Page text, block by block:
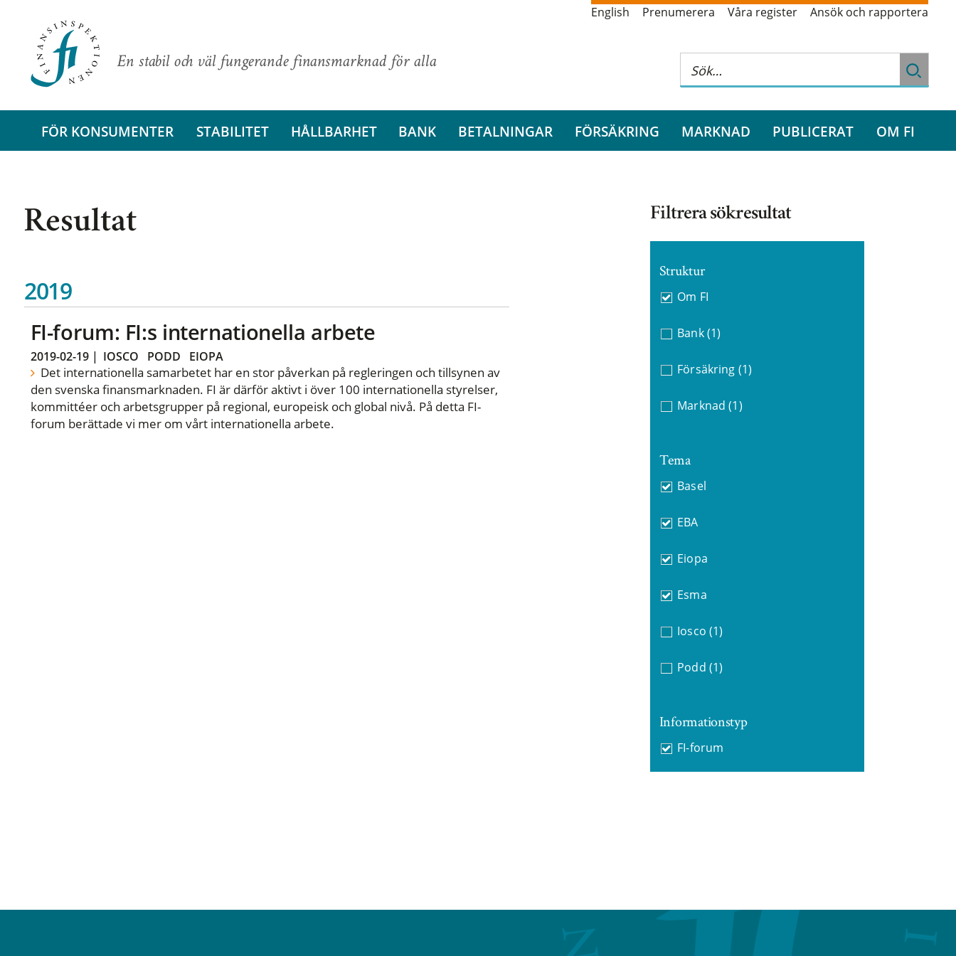
En stabil och väl fungerande finansmarknad för alla
English Prenumerera Våra register Ansök och rapportera
FÖR KONSUMENTER STABILITET HÅLLBARHET BANK BETALNINGAR FÖRSÄKRING MARKNAD PUBLICERAT OM FI
Resultat
2019
FI-forum: FI:s internationella arbete
2019-02-19| IOSCO PODD EIOPA
Det internationella samarbetet har en stor påverkan på regleringen och tillsynen av
den svenska finansmarknaden. FI är därför aktivt i över 100 internationella styrelser,
kommittéer och arbetsgrupper på regional, europeisk och global nivå. På detta FI-
forum berättade vi mer om vårt internationella arbete.
Filtrera sökresultat
Struktur
Om FI
Bank (1)
Försäkring (1)
Marknad (1)
Tema
Basel
EBA
Eiopa
Esma
Iosco (1)
Podd (1)
Informationstyp
FI-forum